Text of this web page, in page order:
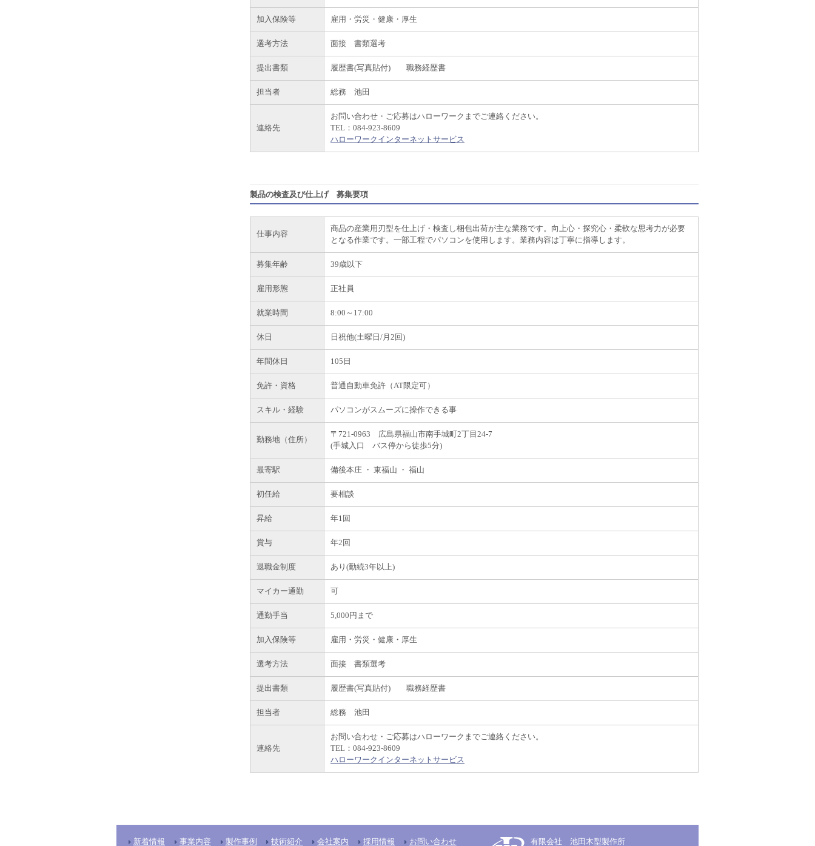
加入保険等 雇用・労災・健康・厚生
選考方法 面接 書類選考
提出書類 履歴書(写真貼付) 職務経歴書
担当者 総務 池田
連絡先
お問い合わせ・ご応募はハローワークまでご連絡ください。
TEL：084-923-8609
ハローワークインターネットサービス
製品の検査及び仕上げ 募集要項
仕事内容
商品の産業用刃型を仕上げ・検査し梱包出荷が主な業務です。向上心・探究心・柔軟な思考力が必要
となる作業です。一部工程でパソコンを使用します。業務内容は丁寧に指導します。
募集年齢 39歳以下
雇用形態 正社員
就業時間 8:00～17:00
休日 日祝他(土曜日/月2回)
年間休日 105日
免許・資格 普通自動車免許（AT限定可）
スキル・経験 パソコンがスムーズに操作できる事
勤務地（住所）
〒721-0963 広島県福山市南手城町2丁目24-7
(手城入口 バス停から徒歩5分)
最寄駅 備後本庄 ・ 東福山 ・ 福山
初任給 要相談
昇給 年1回
賞与 年2回
退職金制度 あり(勤続3年以上)
マイカー通勤 可
通勤手当 5,000円まで
加入保険等 雇用・労災・健康・厚生
選考方法 面接 書類選考
提出書類 履歴書(写真貼付) 職務経歴書
担当者 総務 池田
連絡先
お問い合わせ・ご応募はハローワークまでご連絡ください。
TEL：084-923-8609
ハローワークインターネットサービス
有限会社 池田木型製作所
新着情報 事業内容 製作事例 技術紹介 会社案内 採用情報 お問い合わせ